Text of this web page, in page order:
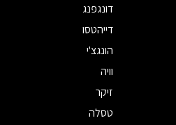
דונגפנג
דייהטסו
הונגצ'י
וויה
זיקר
טסלה